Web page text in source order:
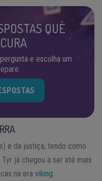
QUE
e escolha um
e da justiça, tendo como
já chegou a ser até mais
na era viking